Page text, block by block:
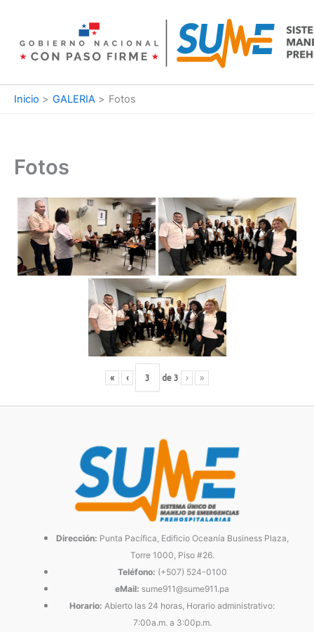
contenido
Inicio GALERIA Fotos
Fotos
« ‹ de 3 › »
Dirección: Punta Pacífica, Edificio Oceanía Business Plaza,
Torre 1000, Piso #26.
Teléfono: (+507) 524-0100
eMail: sume911@sume911.pa
Horario: Abierto las 24 horas, Horario administrativo:
7:00a.m. a 3:00p.m.